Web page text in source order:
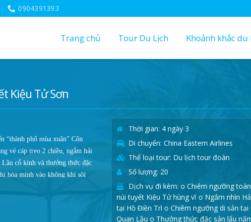
0904391393
Trang chủ Tour Du Lịch Khoảnh khắc du
Kiệu Tử Sơn
“thành phố mùa xuân” Côn
vé cáp treo 2 chiều, ngắm hải
cổ kính và thưởng thức đặc
hòa mình vào không khí sôi
Kim Mã – Bích Khê.
Thời gian: 4 ngày 3
Di chuyển: China Eastern Airlines
Thể loại tour: Du lịch tour đoàn
Số lượng: 20
Dịch vụ đi kèm: o Chiêm ngưỡng
núi tuyết Kiệu Tử hùng vĩ o Ngắm nhìn
tại Hồ Điền Trì o Chiêm ngưỡng di sản tại
Quan Lầu o Thưởng thức đặc sản lẩu